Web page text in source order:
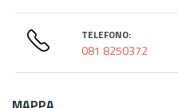
TELEFONO:
081 8250372